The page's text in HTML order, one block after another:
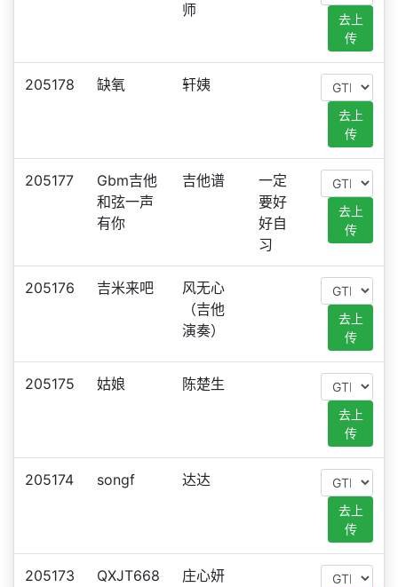
师
去上
传
205178 缺氧 轩姨
去上
传
205177
Gbm吉他
和弦一声
有你
吉他谱
一定
要好
好自
习
去上
传
205176 吉米来吧
风无心
（吉他
演奏）
去上
传
205175 姑娘 陈楚生
去上
传
205174 songf 达达
去上
传
205173
QXJT668
庄心妍